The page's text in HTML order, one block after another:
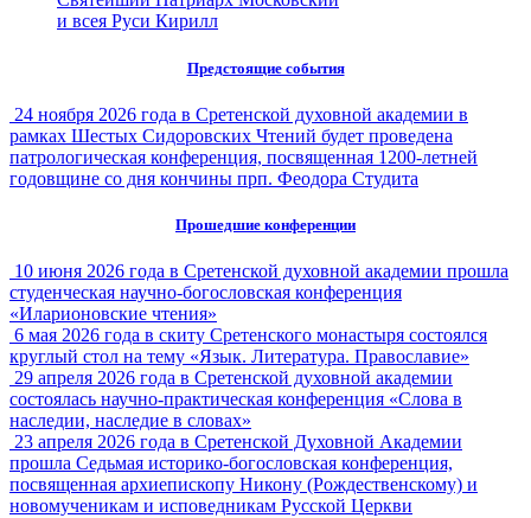
и всея Руси Кирилл
Предстоящие события
24 ноября 2026 года в Сретенской духовной академии в
рамках Шестых Сидоровских Чтений будет проведена
патрологическая конференция, посвященная 1200-летней
годовщине со дня кончины прп. Феодора Студита
Прошедшие конференции
10 июня 2026 года в Сретенской духовной академии прошла
студенческая научно-богословская конференция
«Иларионовские чтения»
6 мая 2026 года в скиту Сретенского монастыря состоялся
круглый стол на тему «Язык. Литература. Православие»
29 апреля 2026 года в Сретенской духовной академии
состоялась научно-практическая конференция «Слова в
наследии, наследие в словах»
23 апреля 2026 года в Сретенской Духовной Академии
прошла Седьмая историко-богословская конференция,
посвященная архиепископу Никону (Рождественскому) и
новомученикам и исповедникам Русской Церкви